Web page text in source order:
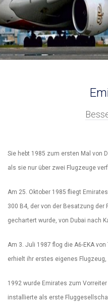
Sie hebt 1985 zum ersten Mal von
als sie nur über zwei Flugzeuge
Am 25. Oktober 1985 fliegt
300 B4, der von der Besatzung
gechartert wurde, von Dubai nach
Am 3. Juli 1987 flog die A6-EKA
erhielt ihr erstes eigenes Flugzeug,
1992 wurde Emirates zum
installierte als erste